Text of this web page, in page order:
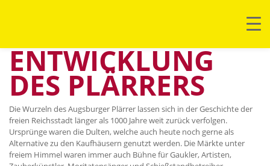
ENTWICKLUNG
DES PLÄRRERS
Die Wurzeln des Augsburger Plärrer lassen sich in der Geschichte der
freien Reichsstadt länger als 1000 Jahre weit zurück verfolgen.
Ursprünge waren die Dulten, welche auch heute noch gerne als
Alternative zu den Kaufhäusern genutzt werden. Die Märkte unter
freiem Himmel waren immer auch Bühne für Gaukler, Artisten,